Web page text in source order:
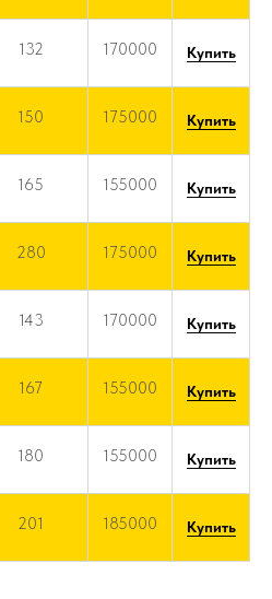
132 170000 Купить
150 175000 Купить
165 155000 Купить
280 175000 Купить
143 170000 Купить
167 155000 Купить
180 155000 Купить
201 185000 Купить